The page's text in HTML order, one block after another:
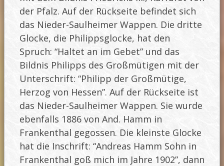
der Pfalz. Auf der Rückseite befindet sich
das Nieder-Saulheimer Wappen. Die dritte
Glocke, die Philippsglocke, hat den
Spruch: “Haltet an im Gebet” und das
Bildnis Philipps des Großmütigen mit der
Unterschrift: “Philipp der Großmütige,
Herzog von Hessen”. Auf der Rückseite ist
das Nieder-Saulheimer Wappen. Sie wurde
ebenfalls 1886 von And. Hamm in
Frankenthal gegossen. Die kleinste Glocke
hat die Inschrift: “Andreas Hamm Sohn in
Frankenthal goß mich im Jahre 1902”, dann